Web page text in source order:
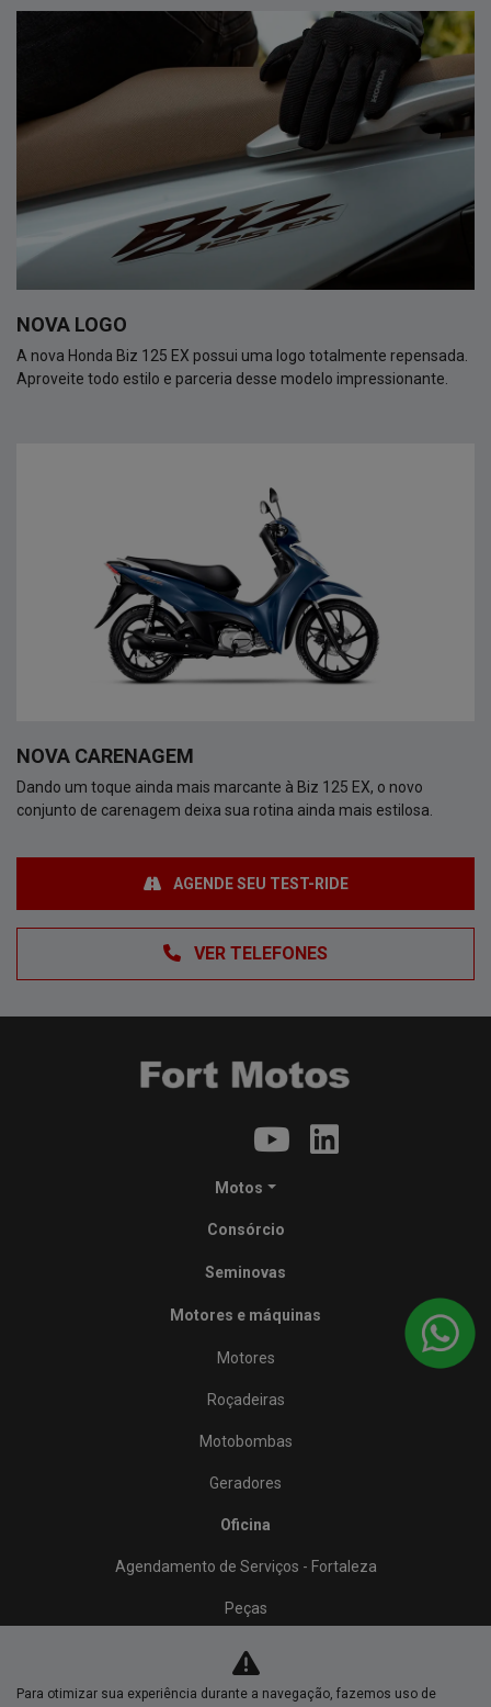
NOVA LOGO
A nova Honda Biz 125 EX possui uma logo totalmente repensada.
Aproveite todo estilo e parceria desse modelo impressionante.
NOVA CARENAGEM
Dando um toque ainda mais marcante à Biz 125 EX, o novo
conjunto de carenagem deixa sua rotina ainda mais estilosa.
VER TELEFONES
AGENDE SEU TEST-RIDE
Motos
Consórcio
Seminovas
Motores e máquinas
Motores
Roçadeiras
Motobombas
Geradores
Oficina
Agendamento de Serviços - Fortaleza
Peças
Honda Store
Contato
Para otimizar sua experiência durante a navegação, fazemos uso de